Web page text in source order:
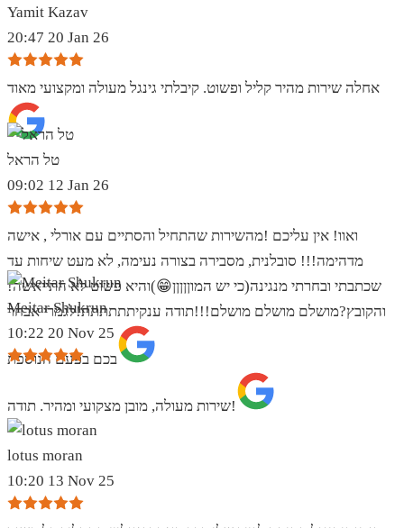
Yamit Kazav
20:47 20 Jan 26
אחלה שירות מהיר קליל ופשוט. קיבלתי גינגל מעולה ומקצועי מאוד
טל הראל
09:02 12 Jan 26
ואוו! אין עליכם !מהשירות שהתחיל והסתיים עם אורלי , אישה
מדהימה!!! סובלנית, מסבירה בצורה נעימה, לא מעט שיחות עד
שכתבתי ובחרתי מנגינה(כי יש המוןןןןן😁)והיא פשוט לא התייאשה!
והקובץ?מושלם מושלם מושלם!!!תודה ענקיתתתתתת!לגמרי אבחר
בכם בפעם הנוספת
Meitar Shukrun
10:22 20 Nov 25
שירות מעולה, מובן מצקועי ומהיר. תודה!
lotus moran
10:20 13 Nov 25